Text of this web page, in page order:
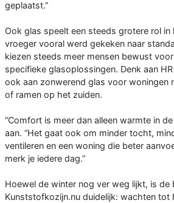
geplaatst.”
Ook glas speelt een steeds grotere rol in
vroeger vooral werd gekeken naar
kiezen steeds meer mensen bewust
specifieke glasoplossingen. Denk aan
ook aan zonwerend glas voor woningen
of ramen op het zuiden.
“Comfort is meer dan alleen warmte in
aan. “Het gaat ook om minder tocht,
ventileren en een woning die beter
merk je iedere dag.”
Hoewel de winter nog ver weg lijkt, is
Kunststofkozijn.nu duidelijk: wachten